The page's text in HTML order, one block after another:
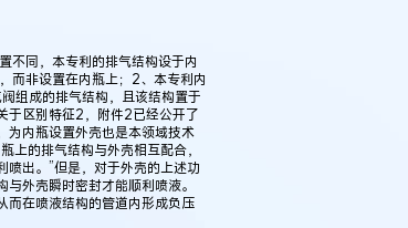
某生物科
不同，本专利的排气结构设于内
而非设置在内瓶上；2、本专利内
组成的排气结构，且该结构置于
于区别特征2，附件2已经公开了
为内瓶设置外壳也是本领域技术
上的排气结构与外壳相互配合，
喷出。”但是，对于外壳的上述功
外壳瞬时密封才能顺利喷液。
而在喷液结构的管道内形成负压